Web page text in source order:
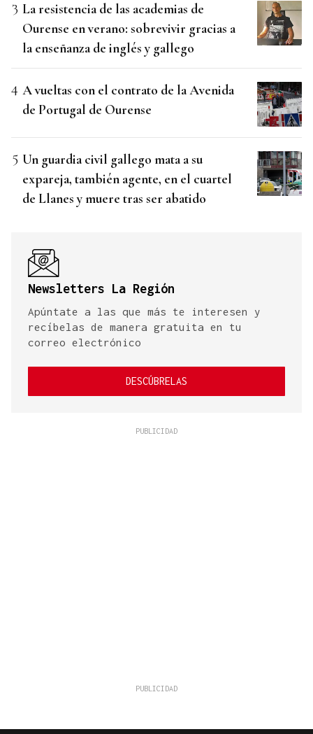
La resistencia de las academias de
Ourense en verano: sobrevivir gracias a
la enseñanza de inglés y gallego
A vueltas con el contrato de la Avenida
de Portugal de Ourense
Un guardia civil gallego mata a su
expareja, también agente, en el cuartel
de Llanes y muere tras ser abatido
Newsletters La Región
Apúntate a las que más te interesen y
recíbelas de manera gratuita en tu
correo electrónico
DESCÚBRELAS